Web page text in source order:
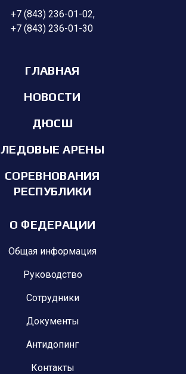
+7 (843) 236-01-02,
+7 (843) 236-01-30
ГЛАВНАЯ
НОВОСТИ
ДЮСШ
ЛЕДОВЫЕ АРЕНЫ
СОРЕВНОВАНИЯ
РЕСПУБЛИКИ
О ФЕДЕРАЦИИ
Общая информация
Руководство
Сотрудники
Документы
Антидопинг
Контакты